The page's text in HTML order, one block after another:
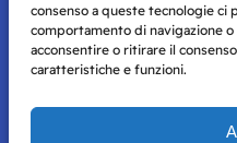
consenso a queste tecnologie
comportamento di navigazione
acconsentire o ritirare il
caratteristiche e funzioni.
Storie di Napoli è una testata